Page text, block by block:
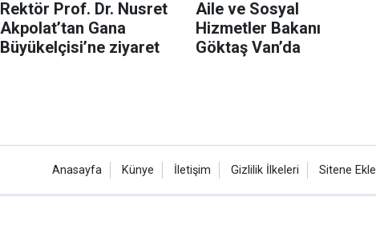
Rektör Prof. Dr. Nusret
Akpolat’tan Gana
Büyükelçisi’ne ziyaret
Aile ve Sosyal
Hizmetler Bakanı
Göktaş Van’da
Anasayfa Künye İletişim Gizlilik İlkeleri Sitene Ekle